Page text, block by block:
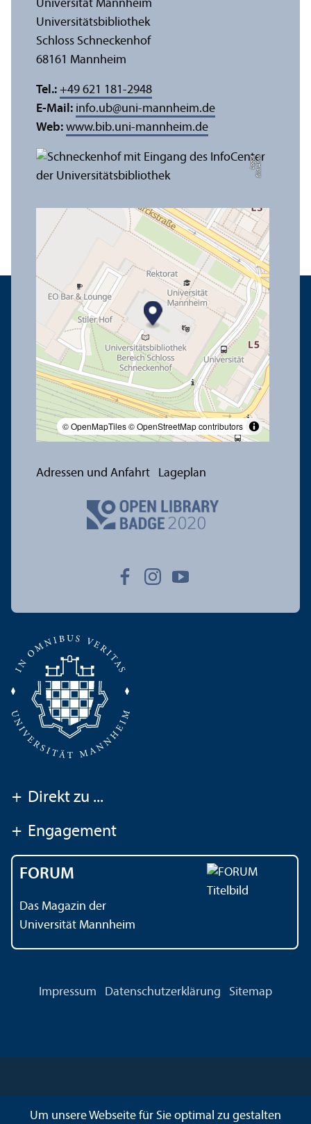
Bil
d:
A
n
n
a
L
o
g
u
e
© OpenMapTiles© OpenStreetMap contributors
Universität Mannheim
Universitäts­bibliothek
Schloss Schneckenhof
68161 Mannheim
Tel.: +49 621 181-2948
E-Mail: info.ub@uni-mannheim.de
Web: www.bib.uni-mannheim.de
Adressen und Anfahrt Lageplan
+ Direkt zu ...
+ Engagement
FORUM
Das Magazin der
Universität Mannheim
Impressum Datenschutz­erklärung Sitemap
Um unsere Webseite für Sie optimal zu gestalten